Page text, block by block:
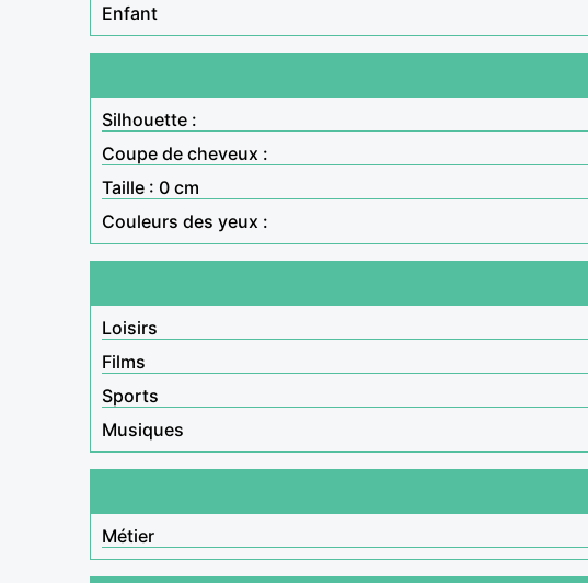
Enfant
Silhouette :
Coupe de cheveux :
Taille : 0 cm
Couleurs des yeux :
Loisirs
Films
Sports
Musiques
Métier